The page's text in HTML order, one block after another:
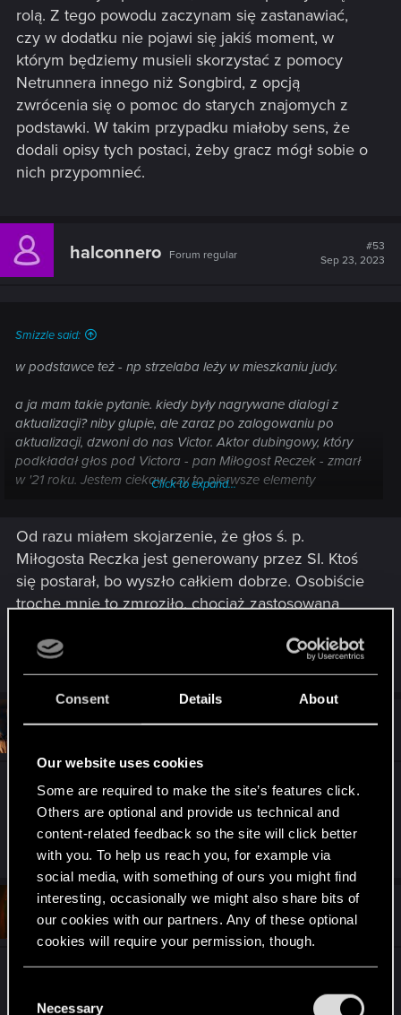
Consent Details About
Our website uses cookies
Some are required to make the site’s features click.
Others are optional and provide us technical and
content-related feedback so the site will click better
with you. To help us reach you, for example via
social media, with something of ours you might find
interesting, occasionally we might also share bits of
our cookies with our partners. Any of these optional
cookies will require your permission, though.
and tweak your preferences regarding them in the
Necessary
rolą. Z tego powodu zaczynam się zastanawiać,
czy w dodatku nie pojawi się jakiś moment, w
którym będziemy musieli skorzystać z pomocy
Netrunnera innego niż Songbird, z opcją
zwrócenia się o pomoc do starych znajomych z
podstawki. W takim przypadku miałoby sens, że
dodali opisy tych postaci, żeby gracz mógł sobie o
nich przypomnieć.
halconnero Forum regular
#53
Sep 23, 2023
Smizzle said:
w podstawce też - np strzelaba leży w mieszkaniu judy.
a ja mam takie pytanie. kiedy były nagrywane dialogi z
aktualizacji? niby glupie, ale zaraz po zalogowaniu po
aktualizacji, dzwoni do nas Victor. Aktor dubingowy, który
podkładał głos pod Victora - pan Miłogost Reczek - zmarł
w '21 roku. Jestem ciekaw czy to pierwsze elementy
Click to expand...
Od razu miałem skojarzenie, że głos ś. p.
Miłogosta Reczka jest generowany przez SI. Ktoś
się postarał, bo wyszło całkiem dobrze. Osobiście
trochę mnie to zmroziło, chociaż zastosowana
uniwersum.
5ander5
#54
Warto zameldować że gdy wejdziemy na stronkę
GROWL FM w grze przy użyciu terminalu, to
wyświetla się tylko czarny ekran.
Paszkowski Forum regular
Sep 23, 2023
Przedmioty zdrowotne i granaty mają teraz